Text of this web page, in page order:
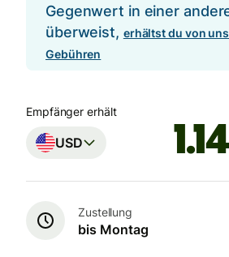
Gegenwert in einer
überweist, erhältst du von
Gebühren
Empfänger erhält
USD
Zustellung
bis Montag